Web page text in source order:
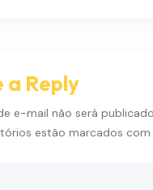
a Reply
e-mail não será
estão marcados com